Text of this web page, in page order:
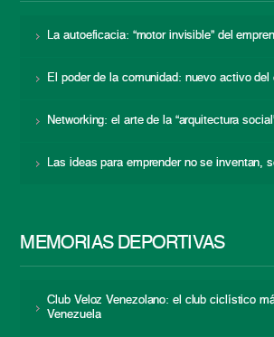
La autoeficacia: “motor invisible” del
El poder de la comunidad: nuevo activo del
Networking: el arte de la “arquitectura
Las ideas para emprender no se inventan,
MEMORIAS DEPORTIVAS
Club Veloz Venezolano: el club ciclístico
Venezuela